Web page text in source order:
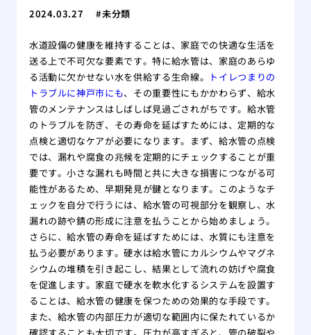
2024.03.27 未分類
水道設備の健康を維持することは、家庭での快適な生活を
送る上で不可欠な要素です。特に給水管は、家庭のあらゆ
る活動に欠かせない水を供給する生命線。
トイレつまりの
トラブルに神戸市にも、その重要性にもかかわらず、給水
管のメンテナンスはしばしば見過ごされがちです。給水管
のトラブルを防ぎ、その寿命を延ばすためには、定期的な
点検と適切なケアが必要になります。まず、給水管の点検
では、漏れや腐食の兆候を定期的にチェックすることが重
要です。小さな漏れも時間と共に大きな損害につながる可
能性があるため、早期発見が鍵となります。このようなチ
ェックを自分で行うには、給水管の可視部分を観察し、水
漏れの跡や錆の形成に注意を払うことから始めましょう。
さらに、給水管の寿命を延ばすためには、水質にも注意を
払う必要があります。硬水は給水管にカルシウムやマグネ
シウムの堆積を引き起こし、結果として流れの妨げや腐食
を促進します。家庭で硬水を軟水化するシステムを設置す
ることは、給水管の健康を保つための効果的な手段です。
また、給水管の内部圧力が適切な範囲内に保たれているか